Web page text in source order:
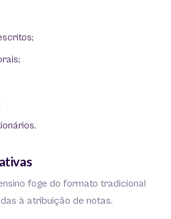
foge do formato tradicional
à atribuição de notas.